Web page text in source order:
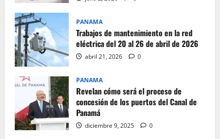
PANAMA
Trabajos de mantenimiento en la red
eléctrica del 20 al 26 de abril de 2026
abril 21, 2026 0
PANAMA
Revelan cómo será el proceso de
concesión de los puertos del Canal de
Panamá
diciembre 9, 2025 0